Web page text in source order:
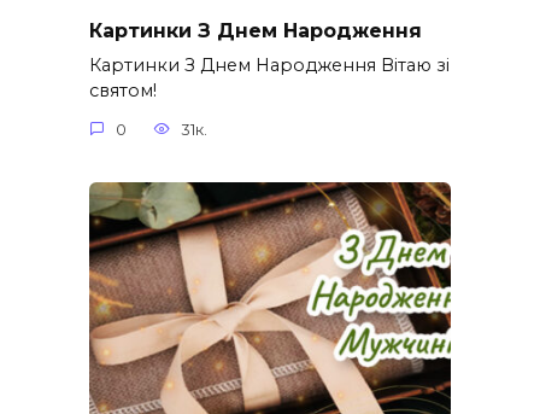
Картинки З Днем Народження
Картинки З Днем Народження Вітаю зі
святом!
0 31к.